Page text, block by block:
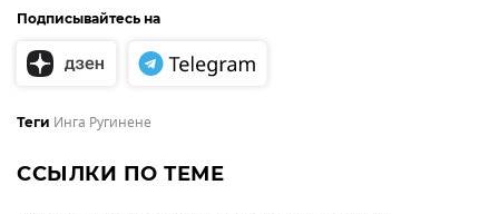
Подписывайтесь на
Теги Инга Ругинене
ССЫЛКИ ПО ТЕМЕ